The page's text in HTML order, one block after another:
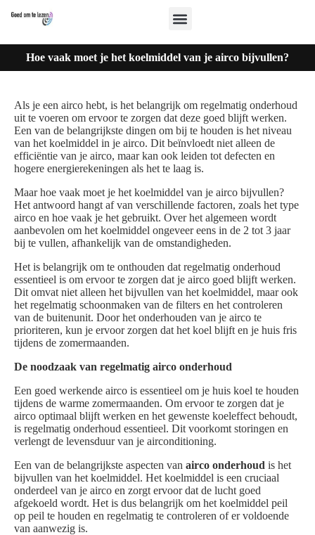
Hoe vaak moet je het koelmiddel van je airco bijvullen?
Als je een airco hebt, is het belangrijk om regelmatig onderhoud
uit te voeren om ervoor te zorgen dat deze goed blijft werken.
Een van de belangrijkste dingen om bij te houden is het niveau
van het koelmiddel in je airco. Dit beïnvloedt niet alleen de
efficiëntie van je airco, maar kan ook leiden tot defecten en
hogere energierekeningen als het te laag is.
Maar hoe vaak moet je het koelmiddel van je airco bijvullen?
Het antwoord hangt af van verschillende factoren, zoals het type
airco en hoe vaak je het gebruikt. Over het algemeen wordt
aanbevolen om het koelmiddel ongeveer eens in de 2 tot 3 jaar
bij te vullen, afhankelijk van de omstandigheden.
Het is belangrijk om te onthouden dat regelmatig onderhoud
essentieel is om ervoor te zorgen dat je airco goed blijft werken.
Dit omvat niet alleen het bijvullen van het koelmiddel, maar ook
het regelmatig schoonmaken van de filters en het controleren
van de buitenunit. Door het onderhouden van je airco te
prioriteren, kun je ervoor zorgen dat het koel blijft en je huis fris
tijdens de zomermaanden.
De noodzaak van regelmatig airco onderhoud
Een goed werkende airco is essentieel om je huis koel te houden
tijdens de warme zomermaanden. Om ervoor te zorgen dat je
airco optimaal blijft werken en het gewenste koeleffect behoudt,
is regelmatig onderhoud essentieel. Dit voorkomt storingen en
verlengt de levensduur van je airconditioning.
Een van de belangrijkste aspecten van airco onderhoud is het
bijvullen van het koelmiddel. Het koelmiddel is een cruciaal
onderdeel van je airco en zorgt ervoor dat de lucht goed
afgekoeld wordt. Het is dus belangrijk om het koelmiddel peil
op peil te houden en regelmatig te controleren of er voldoende
van aanwezig is.